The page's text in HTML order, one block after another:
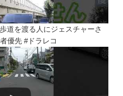
道を渡る人にジェスチャーさ
優先 #ドラレコ